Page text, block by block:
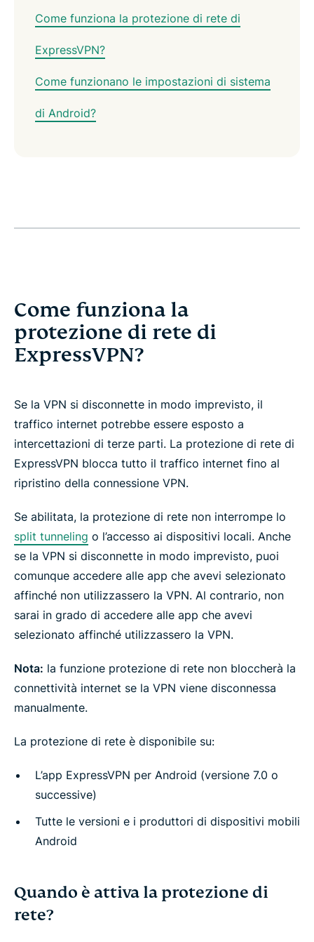
Come funziona la protezione di rete di
ExpressVPN?
Come funzionano le impostazioni di sistema
di Android?
Come funziona la
protezione di rete di
ExpressVPN?
Se la VPN si disconnette in modo imprevisto, il
traffico internet potrebbe essere esposto a
intercettazioni di terze parti. La protezione di rete di
ExpressVPN blocca tutto il traffico internet fino al
ripristino della connessione VPN.
Se abilitata, la protezione di rete non interrompe lo
split tunneling o l’accesso ai dispositivi locali. Anche
se la VPN si disconnette in modo imprevisto, puoi
comunque accedere alle app che avevi selezionato
affinché non utilizzassero la VPN. Al contrario, non
sarai in grado di accedere alle app che avevi
selezionato affinché utilizzassero la VPN.
Nota: la funzione protezione di rete non bloccherà la
connettività internet se la VPN viene disconnessa
manualmente.
La protezione di rete è disponibile su:
L’app ExpressVPN per Android (versione 7.0 o
successive)
Tutte le versioni e i produttori di dispositivi mobili
Android
Quando è attiva la protezione di
rete?